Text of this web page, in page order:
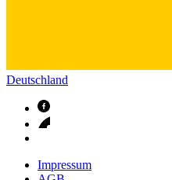
Deutschland
Impressum